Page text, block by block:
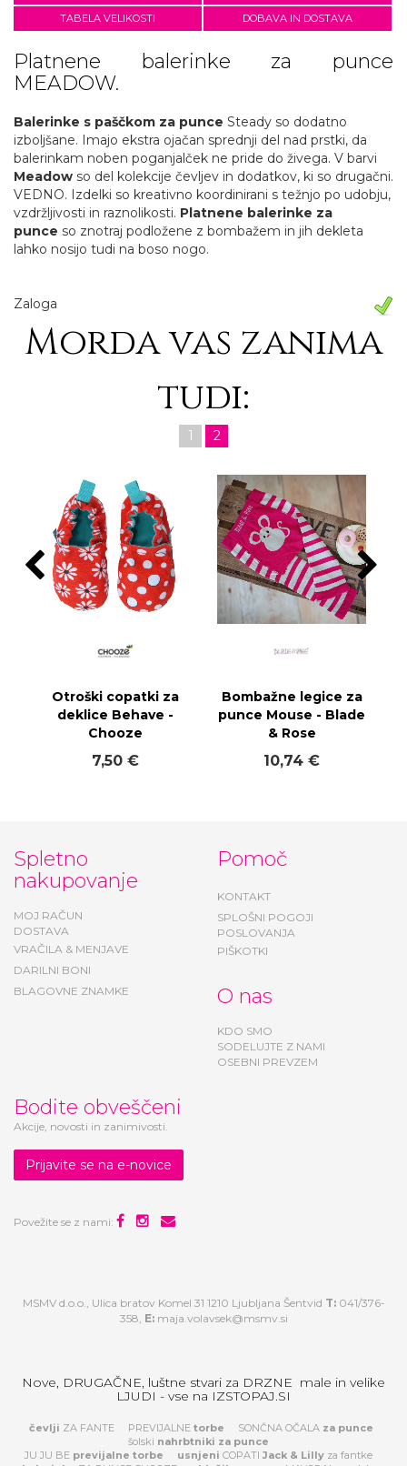
TABELA VELIKOSTI DOBAVA IN DOSTAVA
Platnene balerinke za punce
MEADOW.
Balerinke s paščkom za punce Steady so dodatno
izboljšane. Imajo ekstra ojačan sprednji del nad prstki, da
balerinkam noben poganjalček ne pride do živega. V barvi
Meadow so del kolekcije čevljev in dodatkov, ki so drugačni.
VEDNO. Izdelki so kreativno koordinirani s težnjo po udobju,
vzdržljivosti in raznolikosti. Platnene balerinke za
punce so znotraj podložene z bombažem in jih dekleta
lahko nosijo tudi na boso nogo.
Zaloga
Morda vas zanima
tudi:
1 2
Otroški copatki za
deklice Behave -
Chooze
7,50 €
Bombažne legice za
punce Mouse - Blade
& Rose
10,74 €
Spletno
nakupovanje
MOJ RAČUN
DOSTAVA
VRAČILA & MENJAVE
DARILNI BONI
BLAGOVNE ZNAMKE
Pomoč
KONTAKT
SPLOŠNI POGOJI
POSLOVANJA
PIŠKOTKI
O nas
KDO SMO
SODELUJTE Z NAMI
OSEBNI PREVZEM
Bodite obveščeni
Akcije, novosti in zanimivosti.
Prijavite se na e-novice
Povežite se z nami:
MSMV d.o.o., Ulica bratov Komel 31 1210 Ljubljana Šentvid T:041/376-
358, E: maja.volavsek@msmv.si
Nove, DRUGAČNE, luštne stvari za DRZNE male in velike
LJUDI - vse na IZSTOPAJ.SI
čevlji ZA FANTE PREVIJALNE torbe SONČNA OČALA za punce
šolski nahrbtniki za punce
JU JU BE previjalne torbe usnjeni COPATI Jack & Lillyza fantke